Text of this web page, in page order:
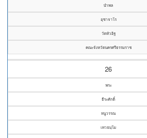
นำพล
อุชาจาโร
วัดหัวอิฐ
คณะจังหวัดนครศรีธรรมราช
26
พระ
ธีระศักดิ์
หนูวรรณ
เทวธมฺโม